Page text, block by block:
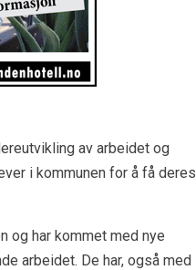
av arbeidet og
i kommunen for å få deres
og har kommet med nye
arbeidet. De har, også med